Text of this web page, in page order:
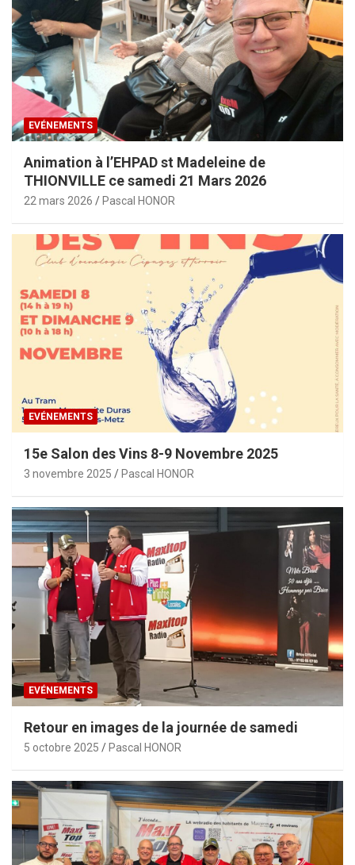
EVÉNEMENTS
Animation à l’EHPAD st Madeleine de
THIONVILLE ce samedi 21 Mars 2026
22 mars 2026 Pascal HONOR
EVÉNEMENTS
15e Salon des Vins 8-9 Novembre 2025
3 novembre 2025 Pascal HONOR
EVÉNEMENTS
Retour en images de la journée de samedi
5 octobre 2025 Pascal HONOR